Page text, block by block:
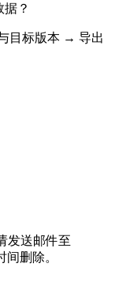
？
目标版本 → 导出
发送邮件至
删除。